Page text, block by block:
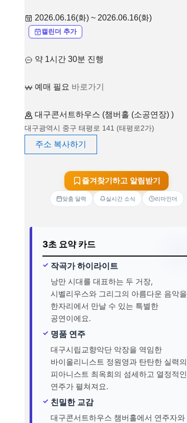
2026.06.16(화) ~ 2026.06.16(화)
캘린더 추가
약 1시간 30분 진행
예매 필요 바로가기
대구콘서트하우스 (챔버홀 (소공연장) )
대구광역시 중구 태평로 141 (태평로2가)
주소 복사하기
즐겨찾기하고 알림받기
맞춤 달력 실시간 소식 리마인더
3초 요약 카드
작곡가 하이라이트
낭만 시대를 대표하는 두 거장,
시벨리우스와 그리그의 아름다운 음악을
한자리에서 만날 수 있는 특별한
공연이에요.
명품 연주
대구시립교향악단 악장을 역임한
바이올리니스트 정원영과 탄탄한 실력의
피아니스트 최옥희의 섬세하고 열정적인
연주가 펼쳐져요.
친밀한 교감
대구콘서트하우스 챔버홀에서 연주자와